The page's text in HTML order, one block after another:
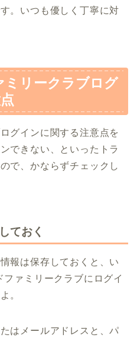
。いつも優しく丁寧に対
ミリークラブログ
グインに関する注意点を
できない、といったトラ
で、かならずチェックし
ておく
報は保存しておくと、い
ァミリークラブにログイ
。
はメールアドレスと、パ